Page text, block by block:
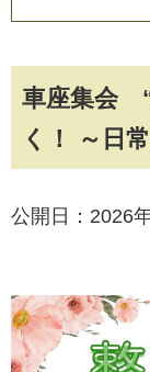
車座集会
く！ ～日
公開日：2026